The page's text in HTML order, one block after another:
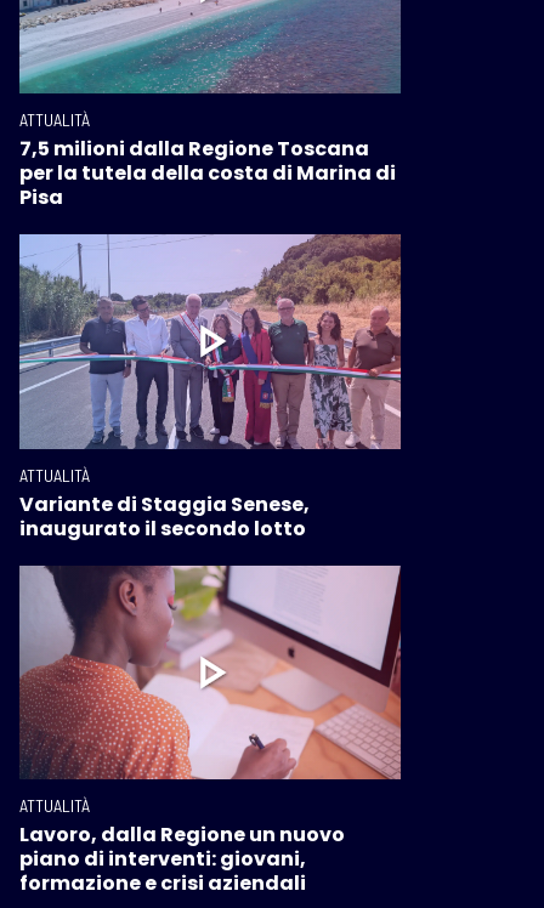
ATTUALITÀ
7,5 milioni dalla Regione Toscana
per la tutela della costa di Marina di
Pisa
ATTUALITÀ
Variante di Staggia Senese,
inaugurato il secondo lotto
ATTUALITÀ
Lavoro, dalla Regione un nuovo
piano di interventi: giovani,
formazione e crisi aziendali